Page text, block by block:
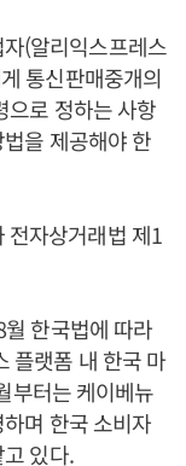
(알리익스프레스
통신판매중개의
으로 정하는 사항
을 제공해야 한
전자상거래법 제1
한국법에 따라
플랫폼 내 한국 마
부터는 케이베뉴
며 한국 소비자
있다.